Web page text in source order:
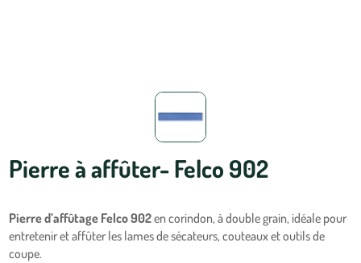
Pierre à affûter- Felco 902
Pierre d’affûtage Felco 902en corindon, à double grain, idéale pour
entretenir et affûter les lames de sécateurs, couteaux et outils de
coupe.